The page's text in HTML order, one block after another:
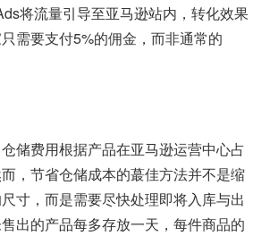
将流量引导至亚马逊站内，转化效果
需要支付5%的佣金，而非通常的
储费用根据产品在亚马逊运营中心占
，节省仓储成本的蕞佳方法并不是缩
寸，而是需要尽快处理即将入库与出
出的产品每多存放一天，每件商品的